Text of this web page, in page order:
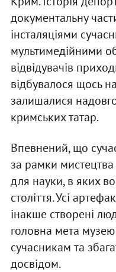
документальну
інсталяціями
мультимедійними
відвідувачів
відбувалося щось
залишалися
кримських татар.
Впевнений, що
за рамки
для науки, в яких
століття. Усі
інакше створені
головна мета
сучасникам та
досвідом.